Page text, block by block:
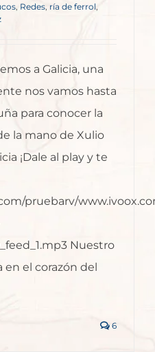
, Redes ría de ferrol,
a Galicia, una
nos vamos hasta
para conocer la
la mano de Xulio
¡Dale al play y te
pruebarv/
Nuestro
el corazón del
6